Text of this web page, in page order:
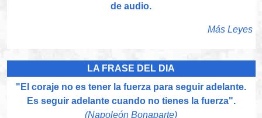
de audio.
Más Leyes
LA FRASE DEL DIA
"El coraje no es tener la fuerza para seguir adelante.
Es seguir adelante cuando no tienes la fuerza".
(Napoleón Bonaparte)